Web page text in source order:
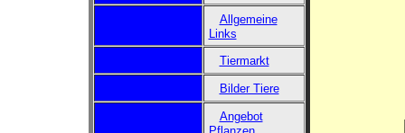
Allgemeine
Links
Tiermarkt
Bilder Tiere
Angebot